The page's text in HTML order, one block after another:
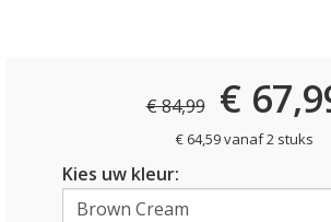
€ 84,99 €
€ 64,59 vanaf 2 stuks
Kies uw kleur: